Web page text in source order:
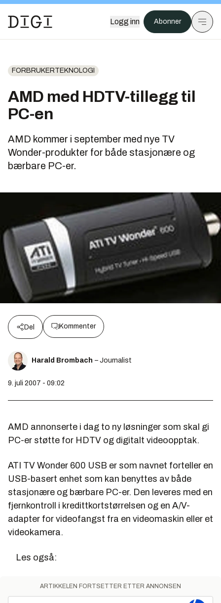
Logg inn Abonner
FORBRUKERTEKNOLOGI
AMD med HDTV-tillegg til
PC-en
AMD kommer i september med nye TV
Wonder-produkter for både stasjonære og
bærbare PC-er.
Del Kommenter
Harald Brombach – Journalist
9. juli 2007 - 09:02
AMD annonserte i dag to ny løsninger som skal gi
PC-er støtte for HDTV og digitalt videoopptak.
ATI TV Wonder 600 USB er som navnet forteller en
USB-basert enhet som kan benyttes av både
stasjonære og bærbare PC-er. Den leveres med en
fjernkontroll i kredittkortstørrelsen og en A/V-
adapter for videofangst fra en videomaskin eller et
videokamera.
Les også:
ARTIKKELEN FORTSETTER ETTER ANNONSEN